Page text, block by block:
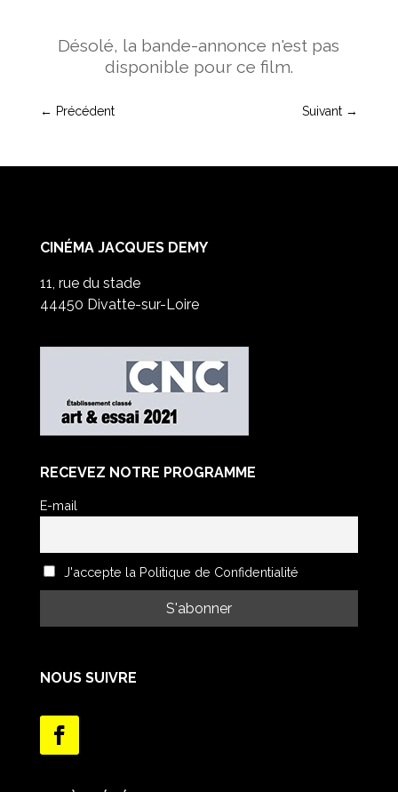
Désolé, la bande-annonce n'est pas
disponible pour ce film.
← Précédent Suivant →
CINÉMA JACQUES DEMY
11, rue du stade
44450 Divatte-sur-Loire
RECEVEZ NOTRE PROGRAMME
E-mail
J'accepte la Politique de Confidentialité
NOUS SUIVRE